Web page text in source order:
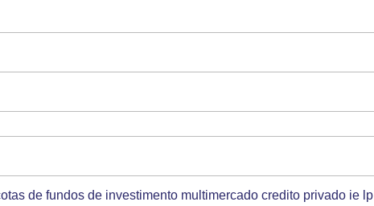
de fundos de investimento multimercado credito privado ie lp